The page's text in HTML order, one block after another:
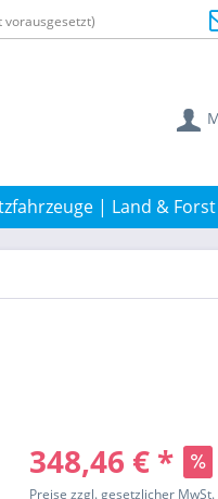
vorausgesetzt)
| Land &
348,46 € *
Preise zzgl. gesetzlicher MwSt.